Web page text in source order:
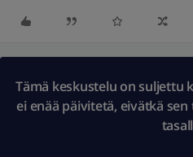
Tämä keskustelu on suljettu
ei enää päivitetä, eivätkä